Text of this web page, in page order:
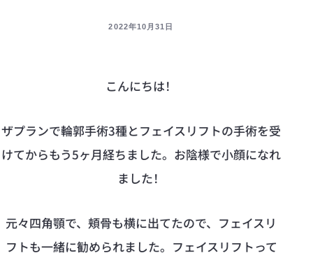
2022年10月31日
こんにちは！
ザプランで輪郭手術3種とフェイスリフトの手術を受
けてからもう5ヶ月経ちました。お陰様で小顔になれ
ました！
元々四角顎で、頬骨も横に出てたので、フェイスリ
フトも一緒に勧められました。フェイスリフトって